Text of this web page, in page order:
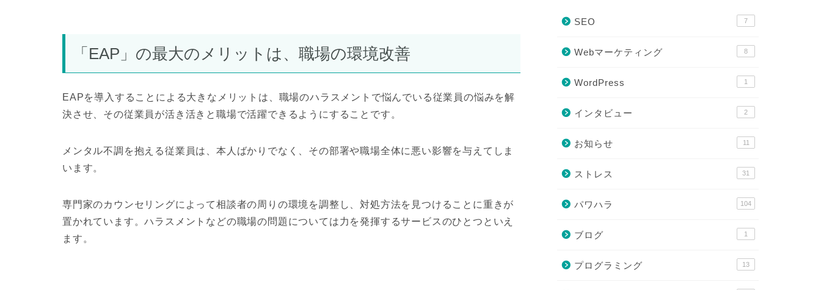
「EAP」の最大のメリットは、職場の環境改善
EAPを導入することによる大きなメリットは、職場のハラスメントで悩んでいる従業員の悩みを解
決させ、その従業員が活き活きと職場で活躍できるようにすることです。
メンタル不調を抱える従業員は、本人ばかりでなく、その部署や職場全体に悪い影響を与えてしま
います。
専門家のカウンセリングによって相談者の周りの環境を調整し、対処方法を見つけることに重きが
置かれています。ハラスメントなどの職場の問題については力を発揮するサービスのひとつといえ
ます。
SEO 7
Webマーケティング 8
WordPress 1
インタビュー 2
お知らせ 11
ストレス 31
パワハラ 104
ブログ 1
プログラミング 13